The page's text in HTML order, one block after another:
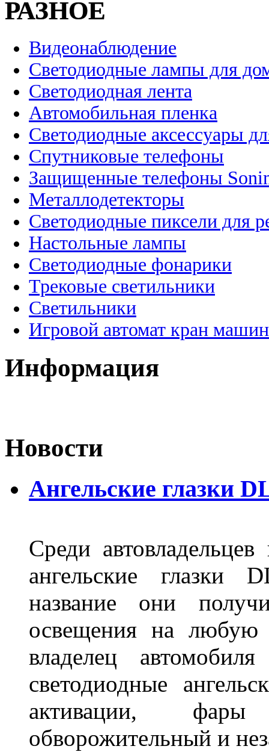
РАЗНОЕ
Видеонаблюдение
Светодиодные лампы для
Светодиодная лента
Автомобильная пленка
Светодиодные аксессуары
Спутниковые телефоны
Защищенные телефоны
Металлодетекторы
Светодиодные пиксели для
Настольные лампы
Светодиодные фонарики
Трековые светильники
Светильники
Игровой автомат кран
Информация
Новости
Ангельские глазки
Среди
ангельские глазки
название они
освещения на любую
владелец
светодиодные
активации, фары
обворожительный и